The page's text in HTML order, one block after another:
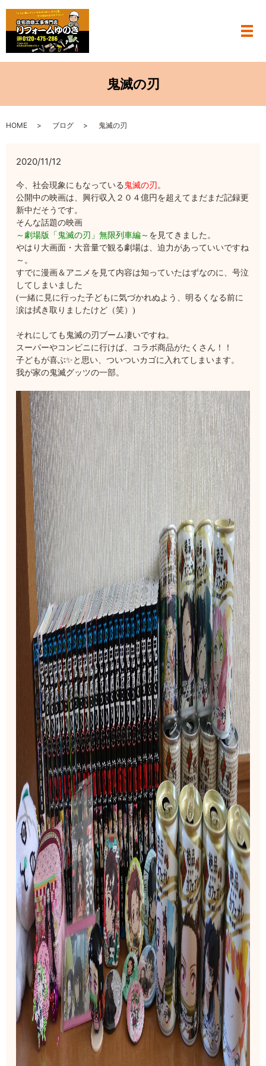
メ
鬼滅の刃
HOME ブログ 鬼滅の刃
2020/11/12
今、社会現象にもなっている 鬼滅の刃 。
公開中の映画は、興行収入２０４億円を超えてまだまだ記録更
新中だそうです。
そんな話題の映画
～劇場版「鬼滅の刃」無限列車編～ を見てきました。
やはり大画面・大音量で観る劇場は、迫力があっていいですね
～。
すでに漫画＆アニメを見て内容は知っていたはずなのに、号泣
してしまいました
(一緒に見に行った子どもに気づかれぬよう、明るくなる前に
涙は拭き取りましたけど（笑）)
それにしても鬼滅の刃ブーム凄いですね。
スーパーやコンビニに行けば、コラボ商品がたくさん！！
子どもが喜ぶ✨と思い、ついついカゴに入れてしまいます。
我が家の鬼滅グッツの一部。